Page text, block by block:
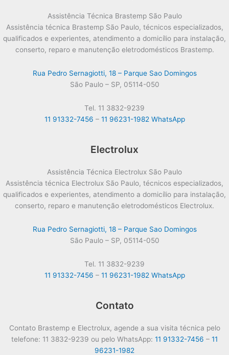
Assistência Técnica Brastemp São Paulo
Assistência técnica Brastemp São Paulo, técnicos especializados,
qualificados e experientes, atendimento a domicílio para instalação,
conserto, reparo e manutenção eletrodomésticos Brastemp.
Rua Pedro Sernagiotti, 18 – Parque Sao Domingos
São Paulo – SP, 05114-050
Tel. 11 3832-9239
11 91332-7456 – 11 96231-1982 WhatsApp
Electrolux
Assistência Técnica Electrolux São Paulo
Assistência técnica Electrolux São Paulo, técnicos especializados,
qualificados e experientes, atendimento a domicílio para instalação,
conserto, reparo e manutenção eletrodomésticos Electrolux.
Rua Pedro Sernagiotti, 18 – Parque Sao Domingos
São Paulo – SP, 05114-050
Tel. 11 3832-9239
11 91332-7456 – 11 96231-1982 WhatsApp
Contato
Contato Brastemp e Electrolux, agende a sua visita técnica pelo
telefone: 11 3832-9239 ou pelo WhatsApp: 11 91332-7456 – 11
96231-1982